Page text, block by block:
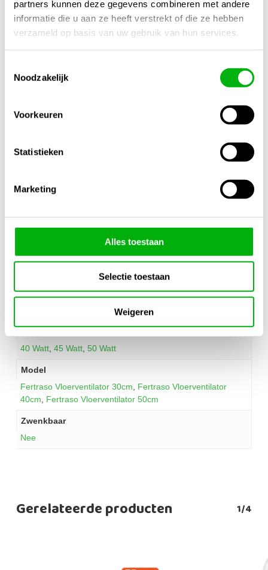
partners kunnen deze gegevens combineren met andere
informatie die u aan ze heeft verstrekt of die ze hebben
verzameld op basis van uw gebruik van hun services.
Noodzakelijk
Voorkeuren
Statistieken
Marketing
Alles toestaan
Selectie toestaan
Weigeren
huishoudelijk gebruik.
Actie:Bestel vandaag nog deFertraso Vloerventilatoren
ervaar krachtige, efficiënte en betrouwbare luchtcirculatie in
jouw ruimte!
Kijk ook naar:
Extra productinformatie
N/B
Afmetingen
Merk
Diameter
40 Watt, 45 Watt, 50 Watt
Model
Fertraso Vloerventilator 30cm, Fertraso Vloerventilator
40cm, Fertraso Vloerventilator 50cm
Zwenkbaar
Nee
Gerelateerde producten 1/4